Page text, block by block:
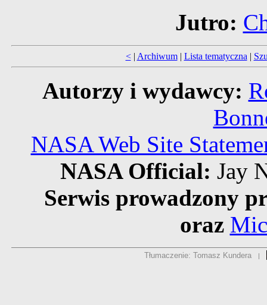
Jutro:
<| Archiwum| Lista tematyczna |
Autorzy i wydawcy:
NASA Web Site
NASA Official: Jay
Serwis prowadzony
oraz
Tłumaczenie: Tomasz Kundera